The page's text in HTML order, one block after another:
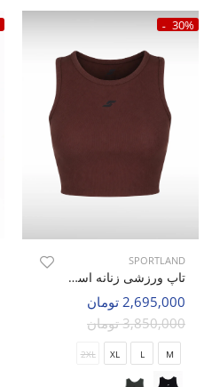
30%
SPORTLAND
تاپ ورزشی زنانه اسپورتلند SHIFT Active W
2,695,000 تومان
3,850,000 تومان
M
L
XL
2XL